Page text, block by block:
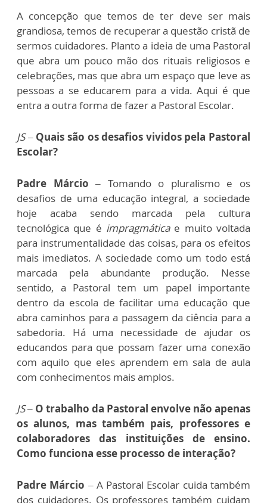
A concepção que temos de ter deve ser mais
grandiosa, temos de recuperar a questão cristã de
sermos cuidadores. Planto a ideia de uma Pastoral
que abra um pouco mão dos rituais religiosos e
celebrações, mas que abra um espaço que leve as
pessoas a se educarem para a vida. Aqui é que
entra a outra forma de fazer a Pastoral Escolar.
JS – Quais são os desafios vividos pela Pastoral
Escolar?
Padre Márcio– Tomando o pluralismo e os
desafios de uma educação integral, a sociedade
hoje acaba sendo marcada pela cultura
tecnológica que é impragmáticae muito voltada
para instrumentalidade das coisas, para os efeitos
mais imediatos. A sociedade como um todo está
marcada pela abundante produção. Nesse
sentido, a Pastoral tem um papel importante
dentro da escola de facilitar uma educação que
abra caminhos para a passagem da ciência para a
sabedoria. Há uma necessidade de ajudar os
educandos para que possam fazer uma conexão
com aquilo que eles aprendem em sala de aula
com conhecimentos mais amplos.
JS – O trabalho da Pastoral envolve não apenas
os alunos, mas também pais, professores e
colaboradores das instituições de ensino.
Como funciona esse processo de interação?
Padre Márcio – A Pastoral Escolar cuida também
dos cuidadores. Os professores também cuidam